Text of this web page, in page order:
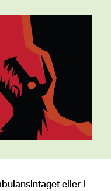
eller i